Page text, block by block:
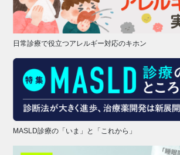
日常診療で役立つアレルギー対応のキホン
MASLD診療の「いま」と「これから」